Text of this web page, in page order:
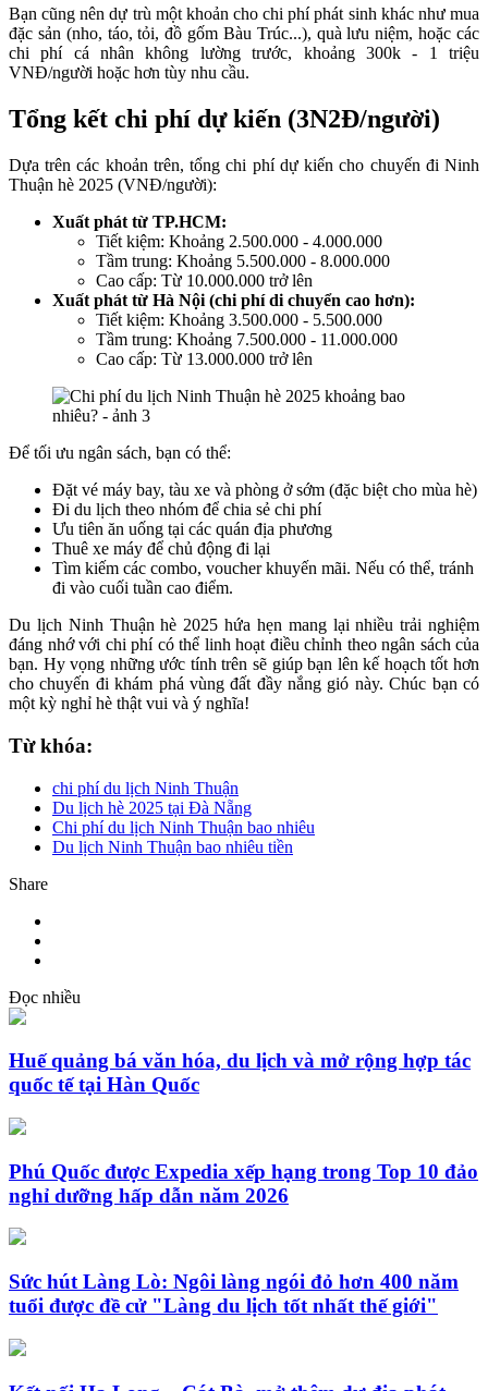
Bạn cũng nên dự trù một khoản cho chi phí phát sinh khác như mua
đặc sản (nho, táo, tỏi, đồ gốm Bàu Trúc...), quà lưu niệm, hoặc các
chi phí cá nhân không lường trước, khoảng 300k - 1 triệu
VNĐ/người hoặc hơn tùy nhu cầu.
Tổng kết chi phí dự kiến (3N2Đ/người)
Dựa trên các khoản trên, tổng chi phí dự kiến cho chuyến đi Ninh
Thuận hè 2025 (VNĐ/người):
Xuất phát từ TP.HCM:
Tiết kiệm: Khoảng 2.500.000 - 4.000.000
Tầm trung: Khoảng 5.500.000 - 8.000.000
Cao cấp: Từ 10.000.000 trở lên
Xuất phát từ Hà Nội (chi phí di chuyển cao hơn):
Tiết kiệm: Khoảng 3.500.000 - 5.500.000
Tầm trung: Khoảng 7.500.000 - 11.000.000
Cao cấp: Từ 13.000.000 trở lên
Để tối ưu ngân sách, bạn có thể:
Đặt vé máy bay, tàu xe và phòng ở sớm (đặc biệt cho mùa hè)
Đi du lịch theo nhóm để chia sẻ chi phí
Ưu tiên ăn uống tại các quán địa phương
Thuê xe máy để chủ động đi lại
Tìm kiếm các combo, voucher khuyến mãi. Nếu có thể, tránh
đi vào cuối tuần cao điểm.
Du lịch Ninh Thuận hè 2025 hứa hẹn mang lại nhiều trải nghiệm
đáng nhớ với chi phí có thể linh hoạt điều chỉnh theo ngân sách của
bạn. Hy vọng những ước tính trên sẽ giúp bạn lên kế hoạch tốt hơn
cho chuyến đi khám phá vùng đất đầy nắng gió này. Chúc bạn có
một kỳ nghỉ hè thật vui và ý nghĩa!
Từ khóa:
chi phí du lịch Ninh Thuận
Du lịch hè 2025 tại Đà Nẵng
Chi phí du lịch Ninh Thuận bao nhiêu
Du lịch Ninh Thuận bao nhiêu tiền
Share
Đọc nhiều
Huế quảng bá văn hóa, du lịch và mở rộng hợp tác
quốc tế tại Hàn Quốc
Phú Quốc được Expedia xếp hạng trong Top 10 đảo
nghỉ dưỡng hấp dẫn năm 2026
Sức hút Làng Lò: Ngôi làng ngói đỏ hơn 400 năm
tuổi được đề cử "Làng du lịch tốt nhất thế giới"